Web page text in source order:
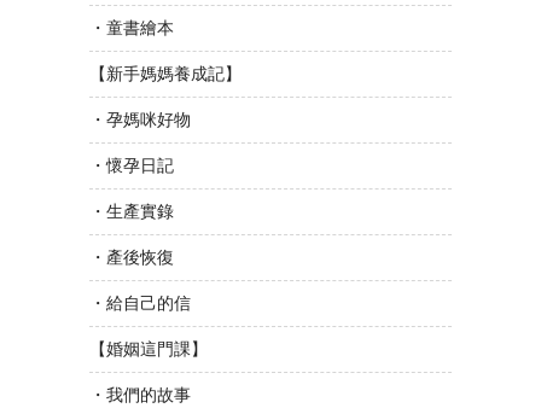
・童書繪本
【新手媽媽養成記】
・孕媽咪好物
・懷孕日記
・生產實錄
・產後恢復
・給自己的信
【婚姻這門課】
・我們的故事